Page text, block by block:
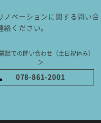
ノベーションに関する問い合
ください。
話での問い合わせ（土日祝休み）
＞
078-861-2001